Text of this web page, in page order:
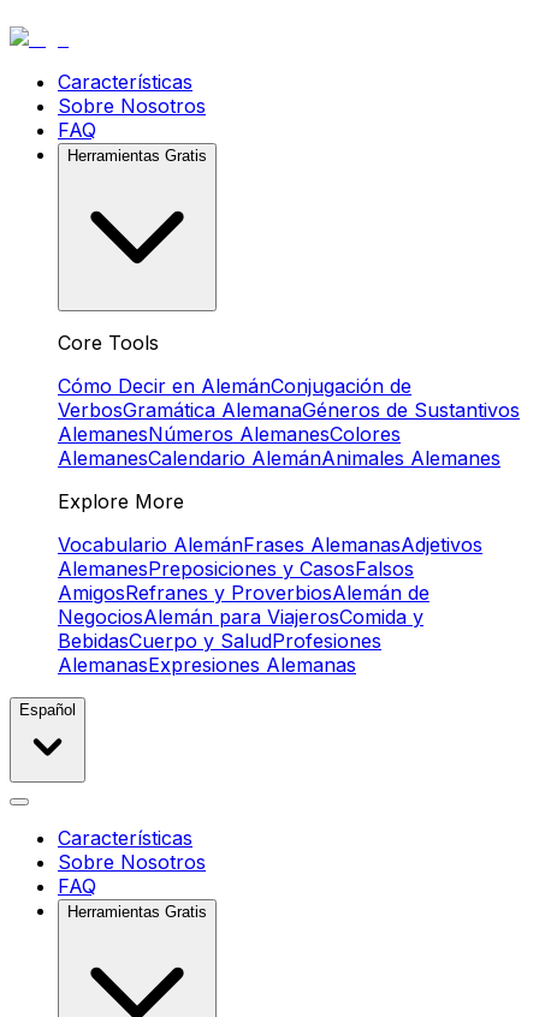
Características
Sobre Nosotros
FAQ
Herramientas Gratis
Core Tools
Cómo Decir en AlemánConjugación de
VerbosGramática AlemanaGéneros de Sustantivos
AlemanesNúmeros AlemanesColores
AlemanesCalendario AlemánAnimales Alemanes
Explore More
Vocabulario AlemánFrases AlemanasAdjetivos
AlemanesPreposiciones y CasosFalsos
AmigosRefranes y ProverbiosAlemán de
NegociosAlemán para ViajerosComida y
BebidasCuerpo y SaludProfesiones
AlemanasExpresiones Alemanas
Español
Características
Sobre Nosotros
FAQ
Herramientas Gratis